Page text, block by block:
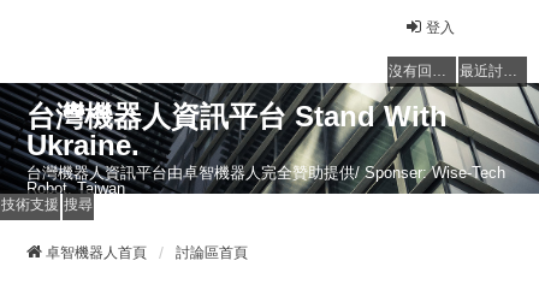
登入
沒有回覆的主題 最近討論的主題
台灣機器人資訊平台 Stand With
Ukraine.
台灣機器人資訊平台由卓智機器人完全贊助提供/ Sponser: Wise-Tech
Robot, Taiwan
技術支援 搜尋
卓智機器人首頁 討論區首頁